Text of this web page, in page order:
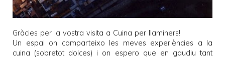
Gràcies per la vostra visita a Cuina per llaminers!
Un espai on comparteixo les meves experiències a la
cuina (sobretot dolces) i on espero que en gaudiu tant